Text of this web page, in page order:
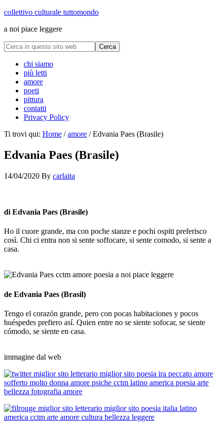
collettivo culturale tuttomondo
a noi piace leggere
chi siamo
più letti
amore
poeti
pittura
contatti
Privacy Policy
Ti trovi qui: Home / amore /Edvania Paes (Brasile)
Edvania Paes (Brasile)
14/04/2020 By carlaita
di Edvania Paes (Brasile)
Ho il cuore grande, ma con poche stanze e pochi ospiti preferisco
così. Chi ci entra non si sente soffocare, si sente comodo, si sente a
casa.
de Edvania Paes (Brasil)
Tengo el corazón grande, pero con pocas habitaciones y pocos
huéspedes prefiero así. Quien entre no se siente sofocar, se siente
cómodo, se siente en casa.
immagine dal web